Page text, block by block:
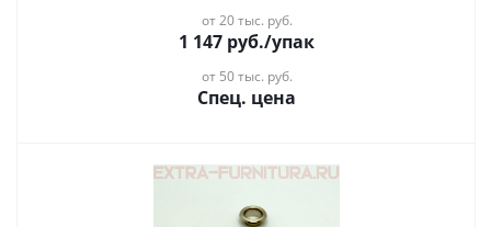
от 20 тыс. руб.
1 147 руб./упак
от 50 тыс. руб.
Спец. цена